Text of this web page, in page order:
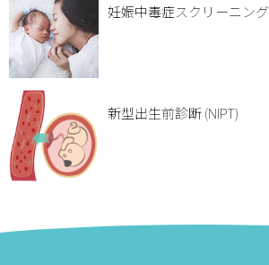
妊娠中毒症スクリーニング
新型出生前診断 (NIPT)